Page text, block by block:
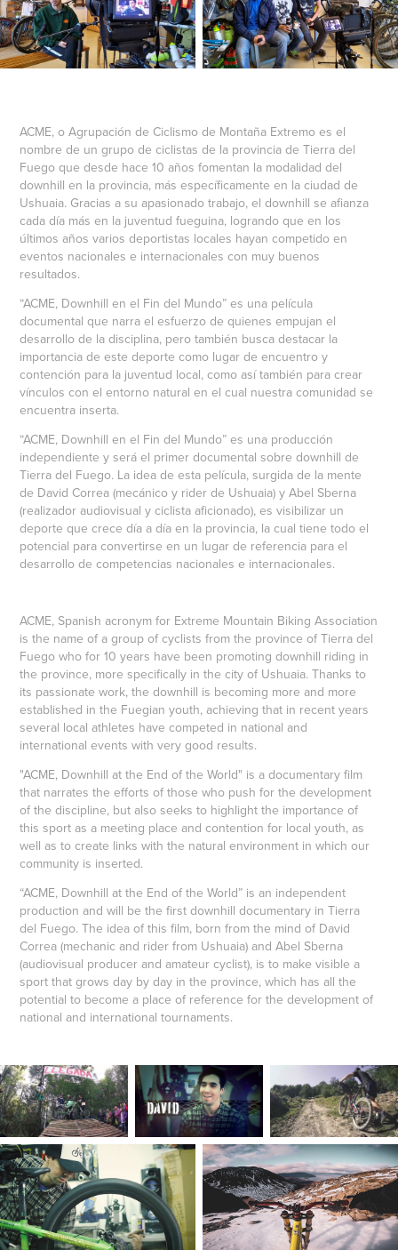
ACME, o Agrupación de Ciclismo de Montaña Extremo es el
nombre de un grupo de ciclistas de la provincia de Tierra del
Fuego que desde hace 10 años fomentan la modalidad del
downhill en la provincia, más específicamente en la ciudad de
Ushuaia. Gracias a su apasionado trabajo, el downhill se afianza
cada día más en la juventud fueguina, logrando que en los
últimos años varios deportistas locales hayan competido en
eventos nacionales e internacionales con muy buenos
resultados.
“ACME, Downhill en el Fin del Mundo” es una película
documental que narra el esfuerzo de quienes empujan el
desarrollo de la disciplina, pero también busca destacar la
importancia de este deporte como lugar de encuentro y
contención para la juventud local, como así también para crear
vínculos con el entorno natural en el cual nuestra comunidad se
encuentra inserta.
“ACME, Downhill en el Fin del Mundo” es una producción
independiente y será el primer documental sobre downhill de
Tierra del Fuego. La idea de esta película, surgida de la mente
de David Correa (mecánico y rider de Ushuaia) y Abel Sberna
(realizador audiovisual y ciclista aficionado), es visibilizar un
deporte que crece día a día en la provincia, la cual tiene todo el
potencial para convertirse en un lugar de referencia para el
desarrollo de competencias nacionales e internacionales.
ACME, Spanish acronym for Extreme Mountain Biking Association
is the name of a group of cyclists from the province of Tierra del
Fuego who for 10 years have been promoting downhill riding in
the province, more specifically in the city of Ushuaia. Thanks to
its passionate work, the downhill is becoming more and more
established in the Fuegian youth, achieving that in recent years
several local athletes have competed in national and
international events with very good results.
"ACME, Downhill at the End of the World" is a documentary film
that narrates the efforts of those who push for the development
of the discipline, but also seeks to highlight the importance of
this sport as a meeting place and contention for local youth, as
well as to create links with the natural environment in which our
community is inserted.
“ACME, Downhill at the End of the World” is an independent
production and will be the first downhill documentary in Tierra
del Fuego. The idea of this film, born from the mind of David
Correa (mechanic and rider from Ushuaia) and Abel Sberna
(audiovisual producer and amateur cyclist), is to make visible a
sport that grows day by day in the province, which has all the
potential to become a place of reference for the development of
national and international tournaments.